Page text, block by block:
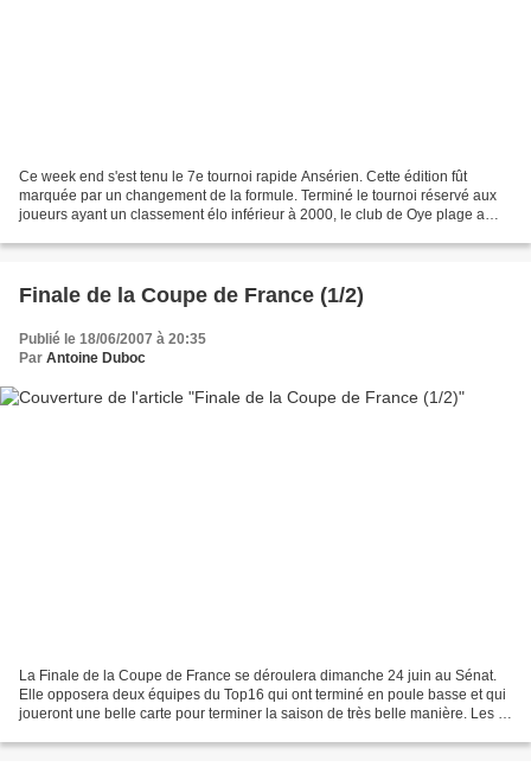
Ce week end s'est tenu le 7e tournoi rapide Ansérien. Cette édition fût
marquée par un changement de la formule. Terminé le tournoi réservé aux
joueurs ayant un classement élo inférieur à 2000, le club de Oye plage a
Finale de la Coupe de France (1/2)
Publié le 18/06/2007 à 20:35
Par Antoine Duboc
La Finale de la Coupe de France se déroulera dimanche 24 juin au Sénat.
Elle opposera deux équipes du Top16 qui ont terminé en poule basse et qui
joueront une belle carte pour terminer la saison de très belle manière. Les 2